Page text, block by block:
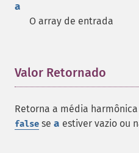
a
O array de entrada
Valor Retornado
Retorna a média
false se a estiver vazio ou